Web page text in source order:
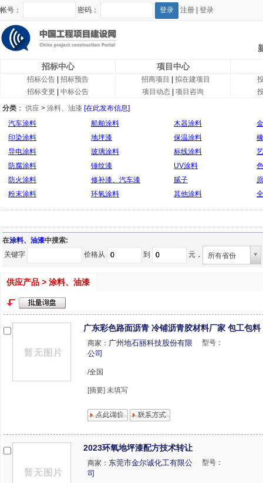
帐号： 密码： 注册 登录
招标中心
项目中心
招标公告
招标预告
招标变更
中标公告
招商项目
拟在建项目
项目动态
项目咨询
分类 ： 供应 > 涂料、油漆 [在此发布信息]
汽车涂料
船舶涂料 木器涂料
印染涂料
地坪漆 保温涂料
导电涂料
玻璃涂料 标线涂料
防腐涂料
锤纹漆 UV涂料
防火涂料
修补漆、汽车漆 腻子
粉末涂料
环氧涂料 其他涂料
在涂料、油漆中搜索:
关键字
价格从 到 元， 所有省份
供应产品 > 涂料、油漆
广东彩色路面沥青 冷铺沥青胶材料厂家 包工包料
商家： 广州地石丽科技股份有限
公司
型号：
/全国
[摘要] 未填写
2023环氧地坪漆配方技术转让
商家： 东莞市金尔诚化工有限公
司
型号：